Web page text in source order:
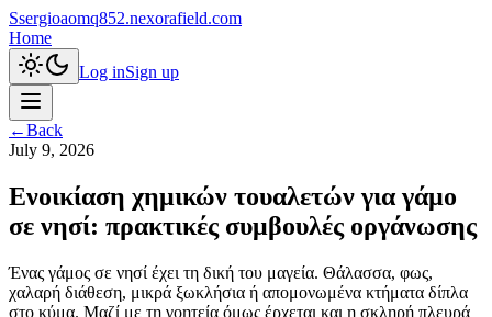
Ssergioaomq852.nexorafield.com
Home
Log inSign up
←Back
July 9, 2026
Ενοικίαση χημικών τουαλετών για γάμο
σε νησί: πρακτικές συμβουλές οργάνωσης
Ένας γάμος σε νησί έχει τη δική του μαγεία. Θάλασσα, φως,
χαλαρή διάθεση, μικρά ξωκλήσια ή απομονωμένα κτήματα δίπλα
στο κύμα. Μαζί με τη γοητεία όμως έρχεται και η σκληρή πλευρά